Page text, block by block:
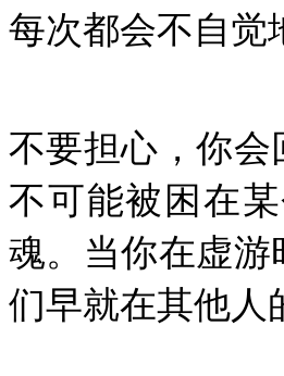
每次都会不自觉
不要担心，你
不可能被困在
魂。当你在虚
们早就在其他人